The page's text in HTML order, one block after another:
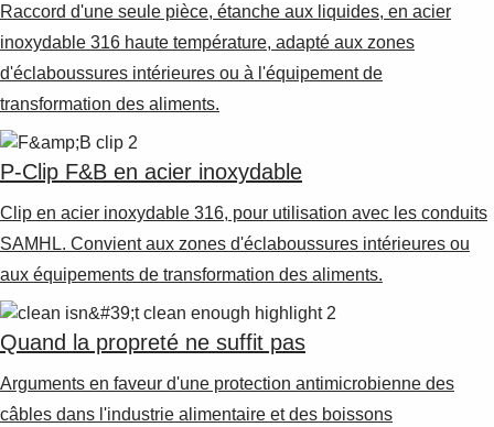
Raccord d'une seule pièce, étanche aux liquides, en acier
inoxydable 316 haute température, adapté aux zones
d'éclaboussures intérieures ou à l'équipement de
transformation des aliments.
P-Clip F&B en acier inoxydable
Clip en acier inoxydable 316, pour utilisation avec les conduits
SAMHL. Convient aux zones d'éclaboussures intérieures ou
aux équipements de transformation des aliments.
Quand la propreté ne suffit pas
Arguments en faveur d'une protection antimicrobienne des
câbles dans l'industrie alimentaire et des boissons